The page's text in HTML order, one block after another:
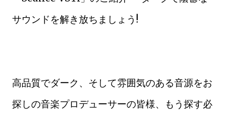
サウンドを解き放ちましょう!
高品質でダーク、そして雰囲気のある音源をお
探しの音楽プロデューサーの皆様、もう探す必